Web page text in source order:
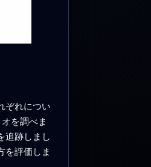
ぞれについ
を調べま
追跡しまし
を評価しま